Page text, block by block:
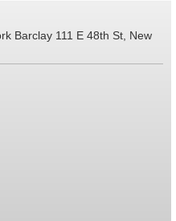
Barclay 111 E 48th St, New